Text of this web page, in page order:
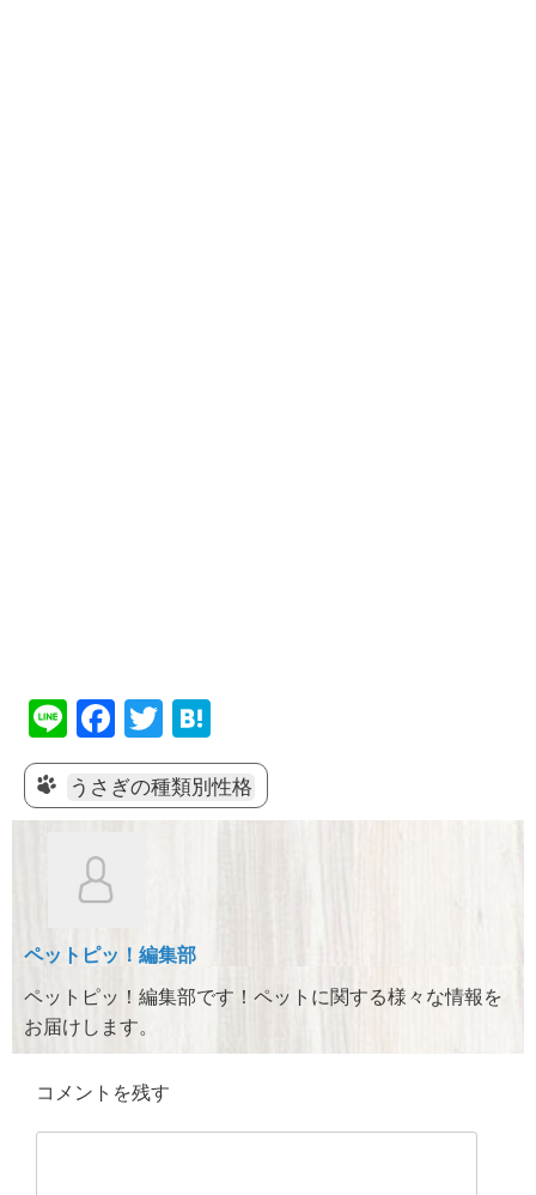
Li
n
e
F
a
c
e
o
k
T
wi
tt
er
at
e
n
うさぎの種類別性格
ペットピッ！編集部
ペットピッ！編集部です！ペットに関する様々な情報を
お届けします。
コメントを残す